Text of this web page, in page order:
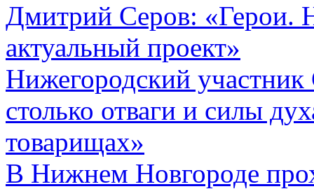
Дмитрий Серов: «Герои.
актуальный проект»
Нижегородский
столько отваги и силы
товарищах»
В Нижнем Новгороде